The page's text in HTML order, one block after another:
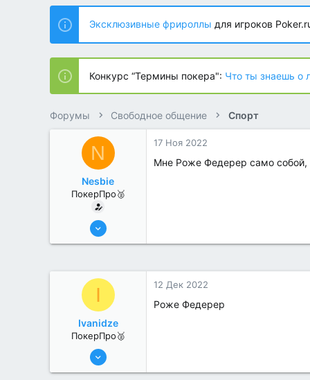
т
о
р
т
е
м
ы
т
н
а
ч
л
а
Эксклюзивные фрироллы для игроков
Конкурс “Термины покера": Что ты знаешь о
Форумы Свободное общение Спорт
N
Nesbie
ПокерПро🥈
13 Июн 2022
17 Ноя 2022
Мне Роже Федерер само
I
Ivanidze
ПокерПро🥈
25 Июл 2022
12 Дек 2022
Роже Федерер